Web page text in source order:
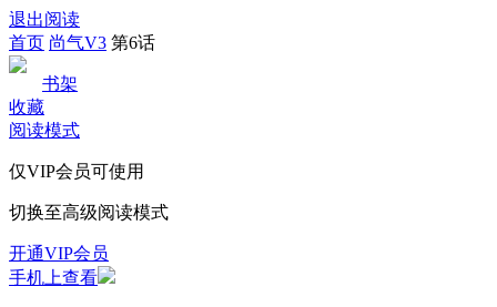
退出阅读
首页 尚气V3 第6话
书架
收藏
阅读模式
仅VIP会员可使用
切换至高级阅读模式
开通VIP会员
手机上查看